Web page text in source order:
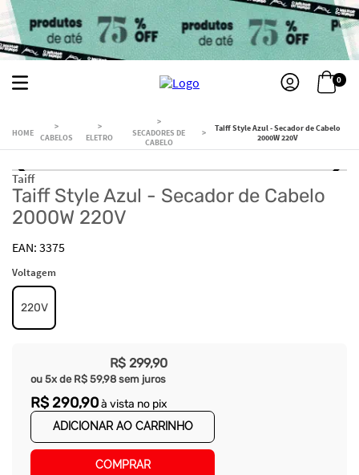
0
CABELOS ELETRO
SECADORES DE
CABELO
Taiff Style Azul - Secador de Cabelo
2000W 220V
Taiff
Taiff Style Azul - Secador de Cabelo
2000W 220V
3375
Voltagem
220V
R$ 299,90
ou 5x de R$ 59,98 sem juros
R$ 290,90à vista no pix
ADICIONAR AO CARRINHO
COMPRAR